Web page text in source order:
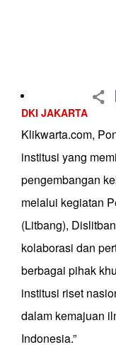
DKI JAKARTA
Klikwarta.com,
institusi yang
pengembangan
melalui kegiatan
(Litbang),
kolaborasi dan
berbagai pihak
institusi riset
dalam kemajuan
Indonesia.”